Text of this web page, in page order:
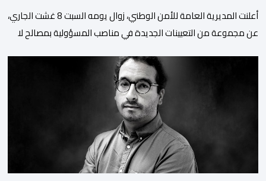
أعلنت المديرية العامة للأمن الوطني، زوال يومه السبت 8 غشت الجاري،
عن مجموعة من التعيينات الجديدة في مناصب المسؤولية بمصالح لا
والعروي وأسفي ووجدة والعيون والدار البيضاء وبني ملال وابن جرير
وطنجة وأصيلة، وذلك في إطار دينامية داخلية تهدف لضخ دماء جديدة
والاستعانة بكفاءات أمنية شابة ومتمرسة، […]